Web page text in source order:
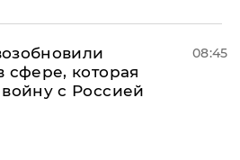
сфере, которая
с Россией
08:45